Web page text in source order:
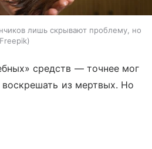
лишь скрывают проблему, но
Freepik
средств — точнее мог
из мертвых. Но